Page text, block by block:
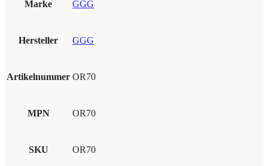
Marke GGG
Hersteller GGG
Artikelnummer OR70
MPN OR70
SKU OR70